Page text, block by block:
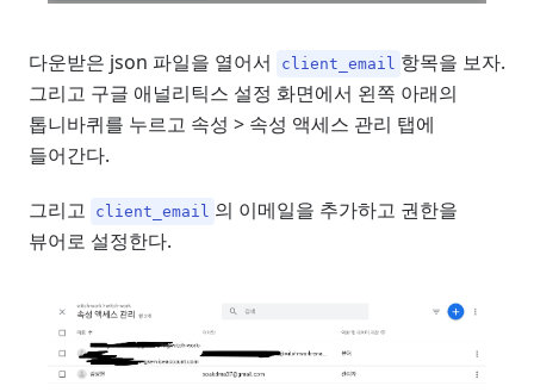
다운받은 json 파일을 열어서 client_email 항목을 보자.
그리고 구글 애널리틱스 설정 화면에서 왼쪽 아래의
톱니바퀴를 누르고 속성 > 속성 액세스 관리 탭에
들어간다.
그리고 client_email 의 이메일을 추가하고 권한을
뷰어로 설정한다.